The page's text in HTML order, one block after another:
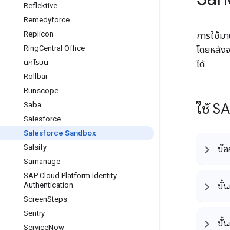
Reflektive
Remedyforce
Replicon
RingCentral Office
นกโรบิน
Rollbar
Runscope
Saba
Salesforce
Salesforce Sandbox
Salsify
Samanage
SAP Cloud Platform Identity
Authentication
ScreenSteps
Sentry
ServiceNow
การใช้ม
โดยหลัง
ได้
ใช้
ข้อ
ขั้น
ขั้